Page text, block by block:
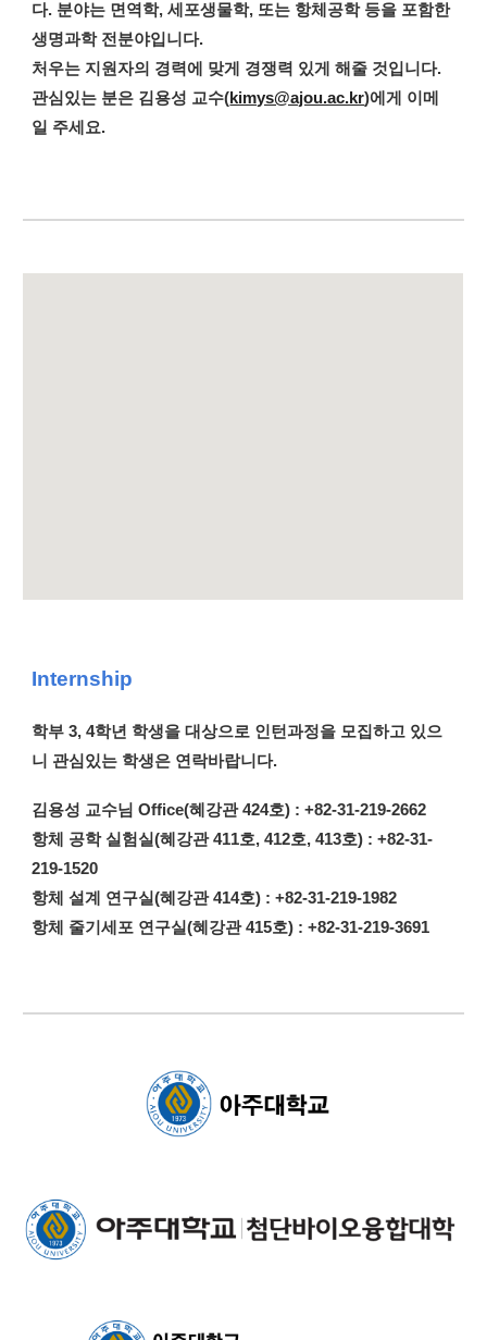
다. 분야는 면역학, 세포생물학, 또는 항체공학 등을 포함한
생명과학 전분야입니다.
처우는 지원자의 경력에 맞게 경쟁력 있게 해줄 것입니다.
관심있는 분은 김용성 교수(kimys@ajou.ac.kr)에게 이메
일 주세요.
Internship
학부 3, 4학년 학생을 대상으로 인턴과정을 모집하고 있으
니 관심있는 학생은 연락바랍니다.
김용성 교수님 Office(혜강관 424호) : +82-31-219-2662
항체 공학 실험실(혜강관 411호, 412호, 413호) : +82-31-
219-1520
항체 설계 연구실(혜강관 414호) : +82-31-219-1982
항체 줄기세포 연구실(혜강관 415호) :+82-31-219-3691